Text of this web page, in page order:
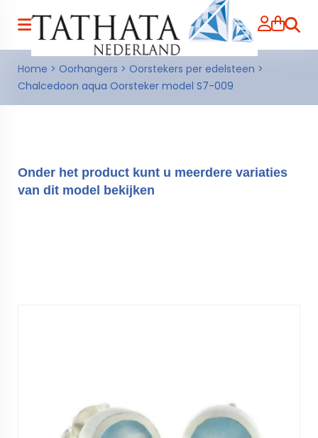
Home > Oorhangers > Oorstekers per edelsteen >
Chalcedoon aqua Oorsteker model S7-009
Onder het product kunt u meerdere variaties
van dit model bekijken